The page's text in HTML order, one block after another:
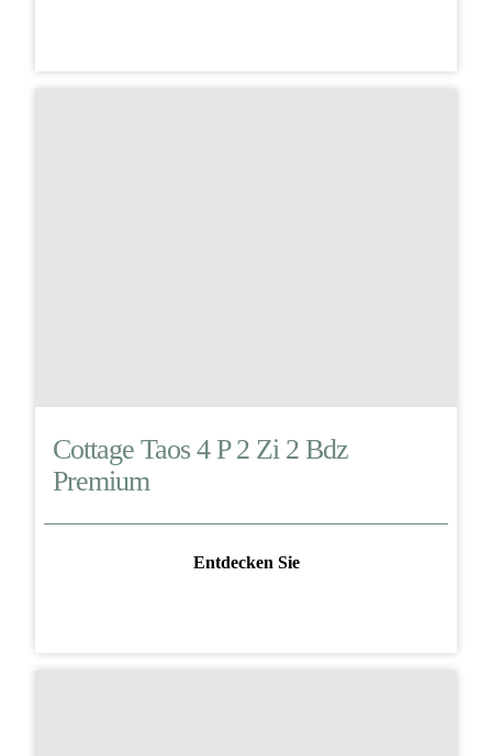
Cottage Taos 4 P 2 Zi 2 Bdz
Premium
Entdecken Sie